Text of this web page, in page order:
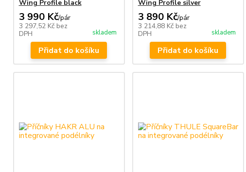
Wing Profile black
3 990 Kč/pár
3 297,52 Kč bez
DPH
skladem
Přidat do košíku
Wing Profile silver
3 890 Kč/pár
3 214,88 Kč bez
DPH
skladem
Přidat do košíku